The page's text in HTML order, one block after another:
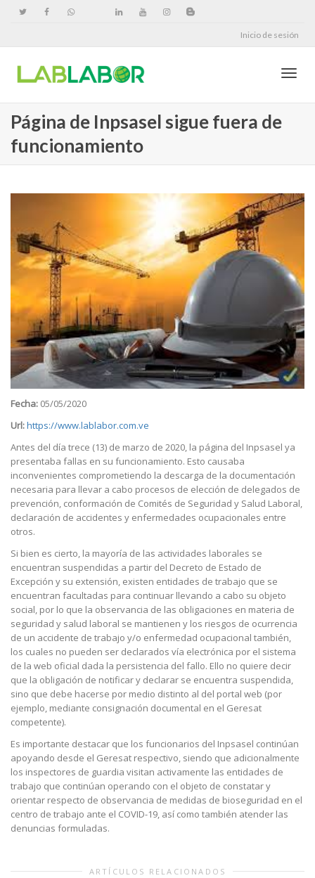
Inicio de sesión
Página de Inpsasel sigue fuera de
funcionamiento
Fecha: 05/05/2020
Url:https://www.lablabor.com.ve
Antes del día trece (13) de marzo de 2020, la página del Inpsasel ya
presentaba fallas en su funcionamiento. Esto causaba
inconvenientes comprometiendo la descarga de la documentación
necesaria para llevar a cabo procesos de elección de delegados de
prevención, conformación de Comités de Seguridad y Salud Laboral,
declaración de accidentes y enfermedades ocupacionales entre
otros.
Si bien es cierto, la mayoría de las actividades laborales se
encuentran suspendidas a partir del Decreto de Estado de
Excepción y su extensión, existen entidades de trabajo que se
encuentran facultadas para continuar llevando a cabo su objeto
social, por lo que la observancia de las obligaciones en materia de
seguridad y salud laboral se mantienen y los riesgos de ocurrencia
de un accidente de trabajo y/o enfermedad ocupacional también,
los cuales no pueden ser declarados vía electrónica por el sistema
de la web oficial dada la persistencia del fallo. Ello no quiere decir
que la obligación de notificar y declarar se encuentra suspendida,
sino que debe hacerse por medio distinto al del portal web (por
ejemplo, mediante consignación documental en el Geresat
competente).
Es importante destacar que los funcionarios del Inpsasel continúan
apoyando desde el Geresat respectivo, siendo que adicionalmente
los inspectores de guardia visitan activamente las entidades de
trabajo que continúan operando con el objeto de constatar y
orientar respecto de observancia de medidas de bioseguridad en el
centro de trabajo ante el COVID-19, así como también atender las
denuncias formuladas.
ARTÍCULOS RELACIONADOS